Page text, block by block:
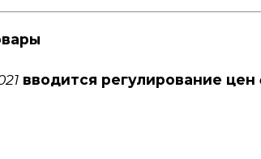
вводится регулирование цен